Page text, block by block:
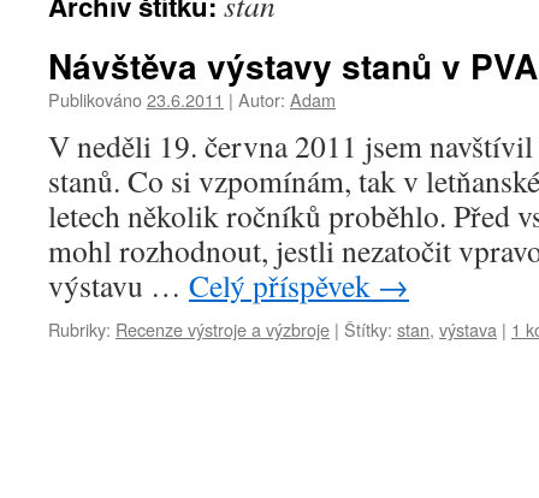
Návštěva výstavy stanů v
Publikováno23.6.2011 | Autor: Adam
V neděli 19. června 2011 jsem
stanů. Co si vzpomínám, tak v
letech několik ročníků proběhlo. Před
mohl rozhodnout, jestli nezatočit
výstavu … Celý příspěvek →
Rubriky: Recenze výstroje a výzbroje | Štítky: stan, výstava | 1